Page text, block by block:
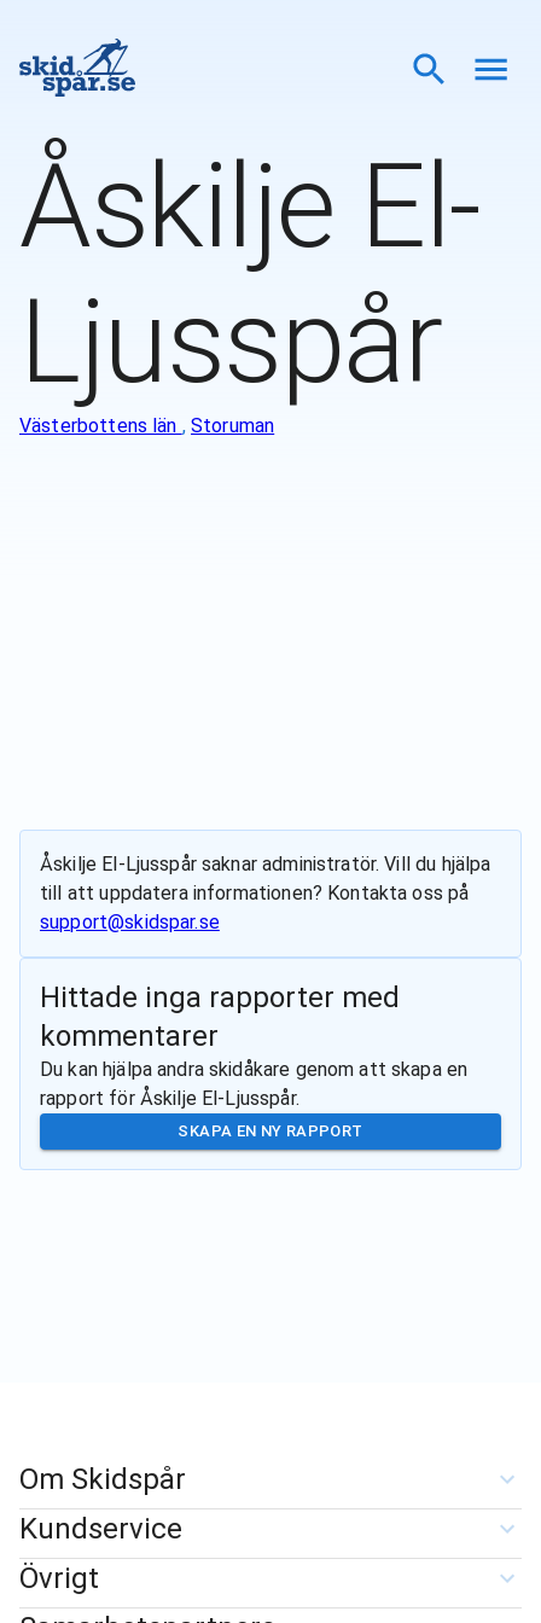
Åskilje El-
Ljusspår
Västerbottens län ,Storuman
Åskilje El-Ljusspårsaknar administratör. Vill du hjälpa
till att uppdatera informationen? Kontakta oss på
support@skidspar.se
Hittade inga rapporter med
kommentarer
Du kan hjälpa andra skidåkare genom att skapa en
rapport för Åskilje El-Ljusspår.
SKAPA EN NY RAPPORT
Om Skidspår
Kundservice
Övrigt